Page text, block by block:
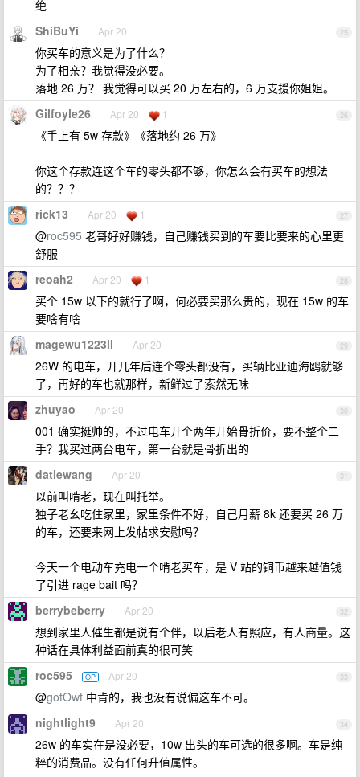
绝
25
ShiBuYi Apr 20
你买车的意义是为了什么？
为了相亲？我觉得没必要。
落地 26 万？ 我觉得可以买 20 万左右的，6 万支援你姐姐。
26
Gilfoyle26 Apr 20 1
《手上有 5w 存款》《落地约 26 万》
你这个存款连这个车的零头都不够，你怎么会有买车的想法
的？？？
27
rick13 Apr 20 1
@roc595 老哥好好赚钱，自己赚钱买到的车要比要来的心里更
舒服
28
reoah2 Apr 20 1
买个 15w 以下的就行了啊，何必要买那么贵的，现在 15w 的车
要啥有啥
29
magewu1223ll Apr 20
26W 的电车，开几年后连个零头都没有，买辆比亚迪海鸥就够
了，再好的车也就那样，新鲜过了索然无味
30
zhuyao Apr 20
001 确实挺帅的，不过电车开个两年开始骨折价，要不整个二
手？我买过两台电车，第一台就是骨折出的
31
datiewang Apr 20
以前叫啃老，现在叫托举。
独子老幺吃住家里，家里条件不好，自己月薪 8k 还要买 26 万
的车，还要来网上发帖求安慰吗？
今天一个电动车充电一个啃老买车，是 V 站的铜币越来越值钱
了引进 rage bait 吗？
32
berrybeberry Apr 20
想到家里人催生都是说有个伴，以后老人有照应，有人商量。这
种话在具体利益面前真的很可笑
33
roc595 OP Apr 20
@gotOwt 中肯的，我也没有说偏这车不可。
34
nightlight9 Apr 20
26w 的车实在是没必要，10w 出头的车可选的很多啊。车是纯
粹的消费品。没有任何升值属性。